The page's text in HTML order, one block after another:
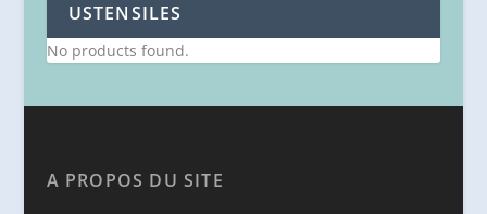
USTENSILES
No products found.
A PROPOS DU SITE